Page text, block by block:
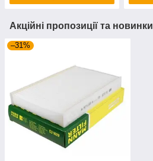
Акційні пропозиції та новинки
–31%